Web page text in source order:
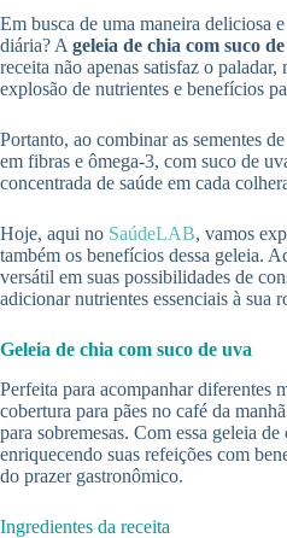
Em busca de uma maneira deliciosa
diária? A geleia de chia com suco
receita não apenas satisfaz o paladar,
explosão de nutrientes e benefícios
Portanto, ao combinar as sementes
em fibras e ômega-3, com suco de
concentrada de saúde em cada
Hoje, aqui no SaúdeLAB, vamos
também os benefícios dessa geleia.
versátil em suas possibilidades de
adicionar nutrientes essenciais à sua
Geleia de chia com suco de uva
Perfeita para acompanhar diferentes
cobertura para pães no café da
para sobremesas. Com essa geleia
enriquecendo suas refeições com
do prazer gastronômico.
Ingredientes da receita